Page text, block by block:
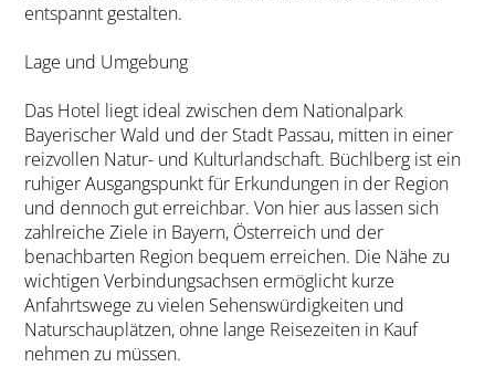
entspannt gestalten.
Lage und Umgebung
Das Hotel liegt ideal zwischen dem Nationalpark
Bayerischer Wald und der Stadt Passau, mitten in einer
reizvollen Natur- und Kulturlandschaft. Büchlberg ist ein
ruhiger Ausgangspunkt für Erkundungen in der Region
und dennoch gut erreichbar. Von hier aus lassen sich
zahlreiche Ziele in Bayern, Österreich und der
benachbarten Region bequem erreichen. Die Nähe zu
wichtigen Verbindungsachsen ermöglicht kurze
Anfahrtswege zu vielen Sehenswürdigkeiten und
Naturschauplätzen, ohne lange Reisezeiten in Kauf
nehmen zu müssen.